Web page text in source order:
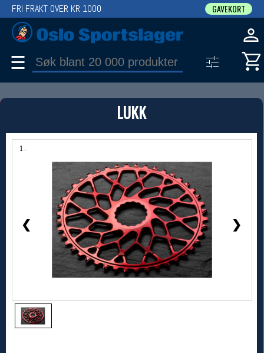
LUKK
1 / 1
❮ ❯
FRI FRAKT OVER KR 1000 GAVEKORT
☰
PRODUKT
Produkter (1)
Bruk filter til å spisse søket